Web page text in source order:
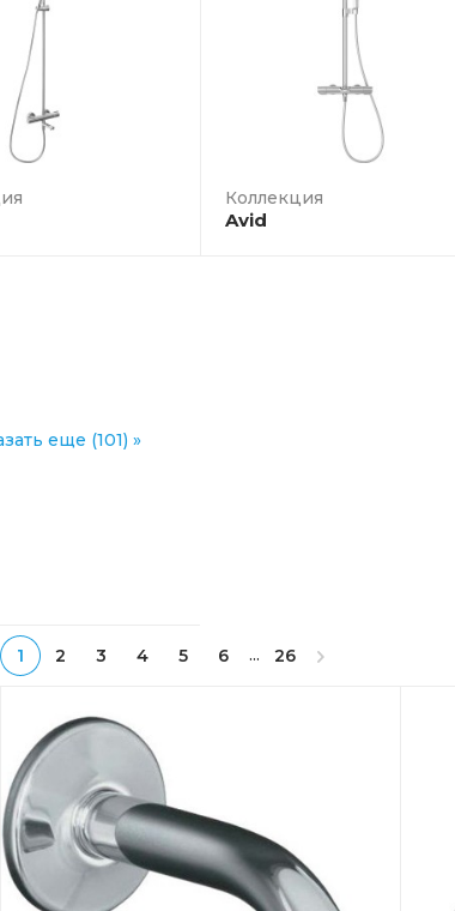
Avid
еще (101) »
1 2 3 4 5 6 ... 26